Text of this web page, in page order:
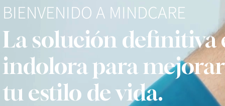
BIENVENIDO A MINDCARE
La solución definitiva
indolora para mejorar
tu estilo de vida.